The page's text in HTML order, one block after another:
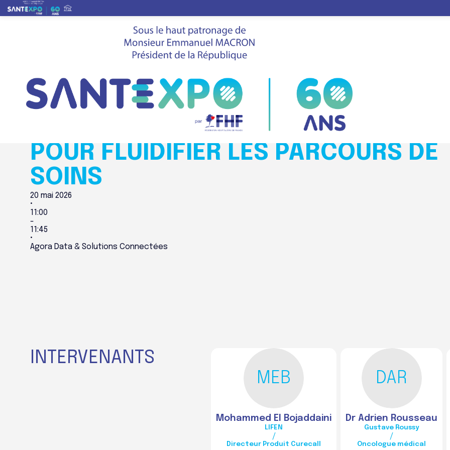
Innovation
DU SOIGNANT AU PATIENT :
RÉINVENTER LA COMMUNICATION
POUR FLUIDIFIER LES PARCOURS DE
SOINS
20 mai 2026
•
11:00
-
11:45
•
Agora Data & Solutions Connectées
INTERVENANTS
MEB
Mohammed El Bojaddaini
LIFEN
/
Directeur Produit Curecall
DAR
Dr Adrien Rousseau
Gustave Roussy
/
Oncologue médical